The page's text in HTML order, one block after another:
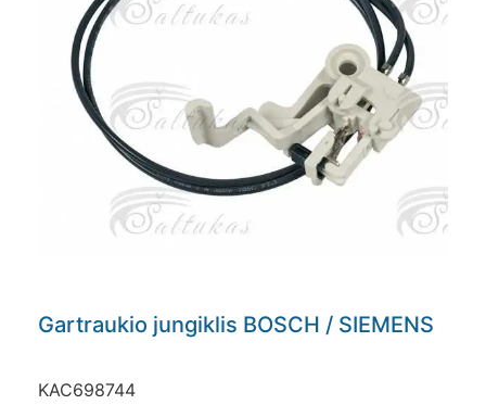
Gartraukio jungiklis BOSCH / SIEMENS
KAC698744